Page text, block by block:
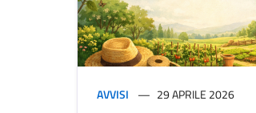
AVVISI 29 APRILE 2026